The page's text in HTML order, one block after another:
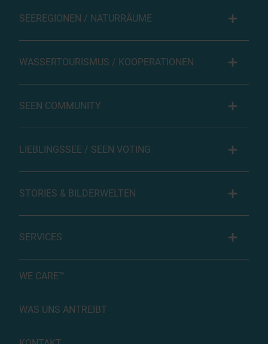
SEEREGIONEN / NATURRÄUME
WASSERTOURISMUS / KOOPERATIONEN
SEEN COMMUNITY
LIEBLINGSSEE / SEEN VOTING
STORIES & BILDERWELTEN
SERVICES
WE CARE™
WAS UNS ANTREIBT